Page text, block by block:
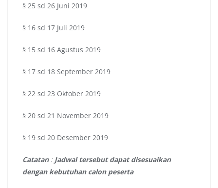
§ 25 sd 26 Juni 2019
§ 16 sd 17 Juli 2019
§ 15 sd 16 Agustus 2019
§ 17 sd 18 September 2019
§ 22 sd 23 Oktober 2019
§ 20 sd 21 November 2019
§ 19 sd 20 Desember 2019
Catatan : Jadwal tersebut dapat disesuaikan
dengan kebutuhan calon peserta